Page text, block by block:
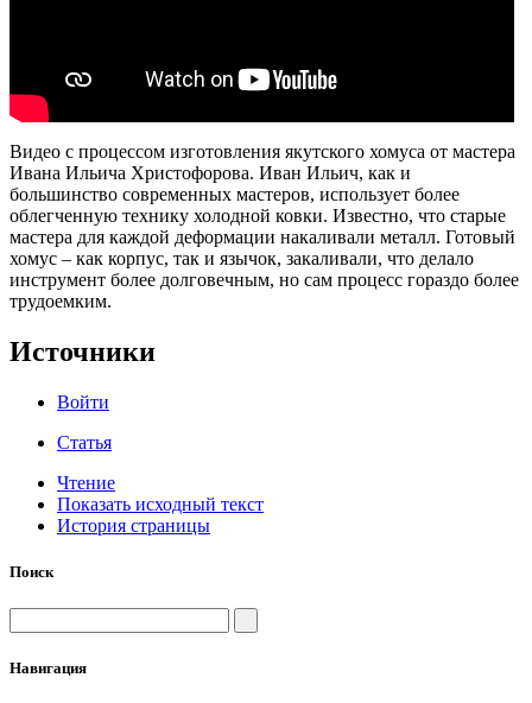
Видео с процессом изготовления якутского хомуса от мастера
Ивана Ильича Христофорова. Иван Ильич, как и
большинство современных мастеров, использует более
облегченную технику холодной ковки. Известно, что старые
мастера для каждой деформации накаливали металл. Готовый
хомус – как корпус, так и язычок, закаливали, что делало
инструмент более долговечным, но сам процесс гораздо более
трудоемким.
Источники
Войти
Статья
Чтение
Показать исходный текст
История страницы
Поиск
Навигация